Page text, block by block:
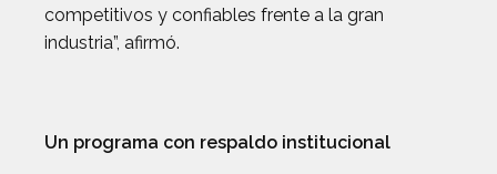
competitivos y confiables frente a la gran
industria”, afirmó.
Un programa con respaldo institucional